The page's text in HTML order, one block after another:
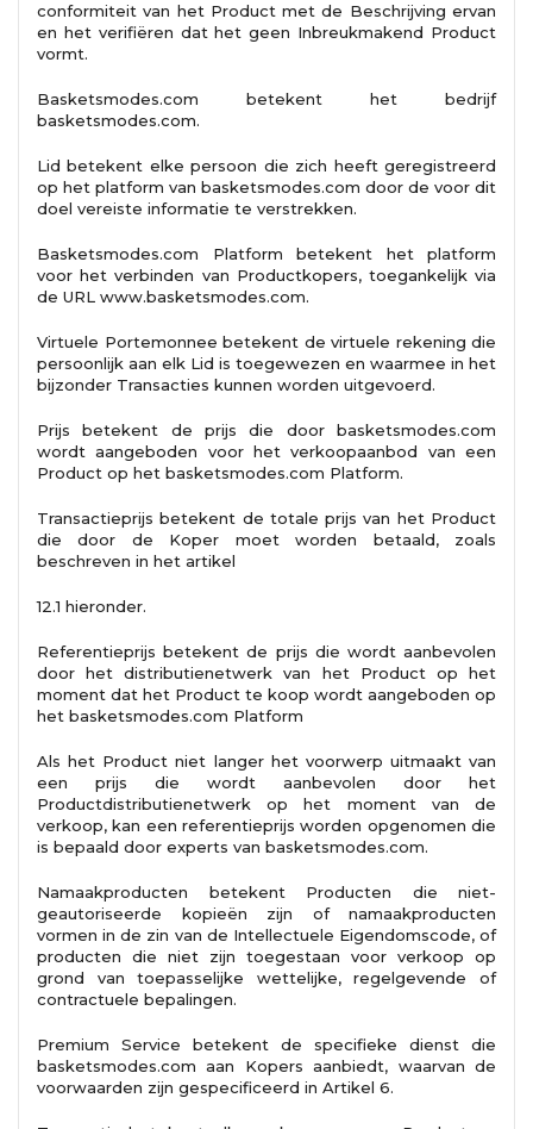
conformiteit van het Product met de Beschrijving ervan
en het verifiëren dat het geen Inbreukmakend Product
vormt.
Basketsmodes.com betekent het bedrijf
basketsmodes.com.
Lid betekent elke persoon die zich heeft geregistreerd
op het platform van basketsmodes.com door de voor dit
doel vereiste informatie te verstrekken.
Basketsmodes.com Platform betekent het platform
voor het verbinden van Productkopers, toegankelijk via
de URL www.basketsmodes.com.
Virtuele Portemonnee betekent de virtuele rekening die
persoonlijk aan elk Lid is toegewezen en waarmee in het
bijzonder Transacties kunnen worden uitgevoerd.
Prijs betekent de prijs die door basketsmodes.com
wordt aangeboden voor het verkoopaanbod van een
Product op het basketsmodes.com Platform.
Transactieprijs betekent de totale prijs van het Product
die door de Koper moet worden betaald, zoals
beschreven in het artikel
12.1 hieronder.
Referentieprijs betekent de prijs die wordt aanbevolen
door het distributienetwerk van het Product op het
moment dat het Product te koop wordt aangeboden op
het basketsmodes.com Platform
Als het Product niet langer het voorwerp uitmaakt van
een prijs die wordt aanbevolen door het
Productdistributienetwerk op het moment van de
verkoop, kan een referentieprijs worden opgenomen die
is bepaald door experts van basketsmodes.com.
Namaakproducten betekent Producten die niet-
geautoriseerde kopieën zijn of namaakproducten
vormen in de zin van de Intellectuele Eigendomscode, of
producten die niet zijn toegestaan ​​voor verkoop op
grond van toepasselijke wettelijke, regelgevende of
contractuele bepalingen.
Premium Service betekent de specifieke dienst die
basketsmodes.com aan Kopers aanbiedt, waarvan de
voorwaarden zijn gespecificeerd in Artikel 6.